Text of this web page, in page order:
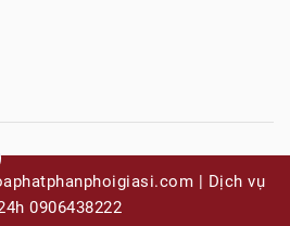
| Dịch vụ
0906438222